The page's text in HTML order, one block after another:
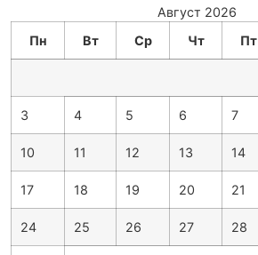
Август 2026
Пн
Вт Ср Чт Пт
3 4 5 6 7
10 11 12 13 14
17 18 19 20 21
24 25 26 27 28